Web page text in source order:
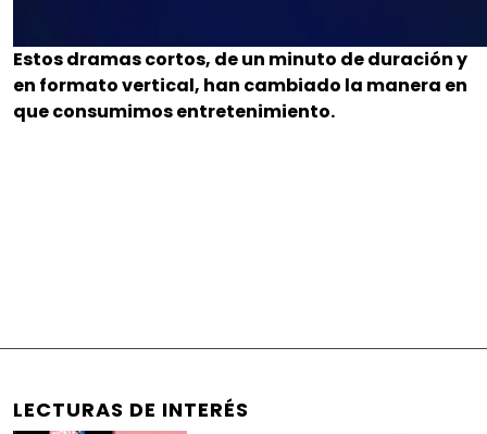
Estos dramas cortos, de un minuto de duración y
en formato vertical, han cambiado la manera en
que consumimos entretenimiento.
LECTURAS DE INTERÉS